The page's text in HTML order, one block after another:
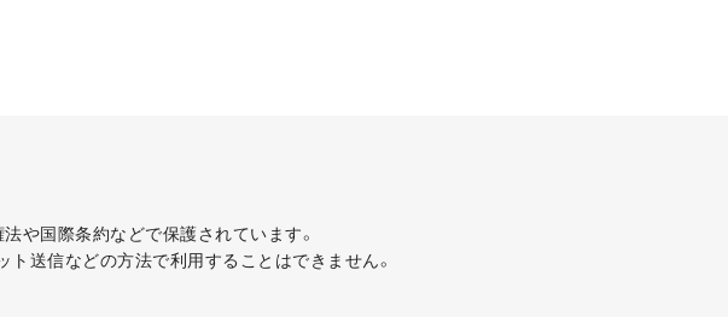
や国際条約などで保護されています。
ト送信などの方法で利用することはできません。